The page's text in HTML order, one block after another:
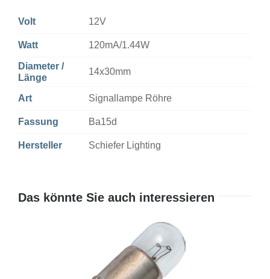
Volt 12V
Watt 120mA/1.44W
Diameter /
Länge
14x30mm
Art Signallampe Röhre
Fassung Ba15d
Hersteller Schiefer Lighting
Das könnte Sie auch interessieren